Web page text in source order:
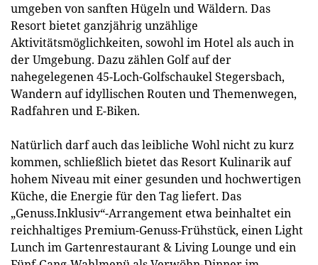
umgeben von sanften Hügeln und Wäldern. Das
Resort bietet ganzjährig unzählige
Aktivitätsmöglichkeiten, sowohl im Hotel als auch in
der Umgebung. Dazu zählen Golf auf der
nahegelegenen 45-Loch-Golfschaukel Stegersbach,
Wandern auf idyllischen Routen und Themenwegen,
Radfahren und E-Biken.
Natürlich darf auch das leibliche Wohl nicht zu kurz
kommen, schließlich bietet das Resort Kulinarik auf
hohem Niveau mit einer gesunden und hochwertigen
Küche, die Energie für den Tag liefert. Das
„Genuss.Inklusiv“-Arrangement etwa beinhaltet ein
reichhaltiges Premium-Genuss-Frühstück, einen Light
Lunch im Gartenrestaurant & Living Lounge und ein